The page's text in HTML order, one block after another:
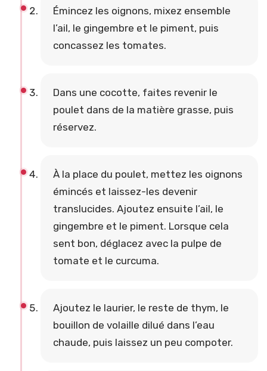
Émincez les oignons, mixez ensemble
l’ail, le gingembre et le piment, puis
concassez les tomates.
Dans une cocotte, faites revenir le
poulet dans de la matière grasse, puis
réservez.
À la place du poulet, mettez les oignons
émincés et laissez-les devenir
translucides. Ajoutez ensuite l’ail, le
gingembre et le piment. Lorsque cela
sent bon, déglacez avec la pulpe de
tomate et le curcuma.
Ajoutez le laurier, le reste de thym, le
bouillon de volaille dilué dans l’eau
chaude, puis laissez un peu compoter.